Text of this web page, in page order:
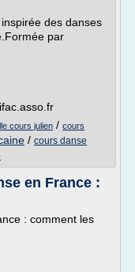
des danses
par
cours julien / cours
/ cours danse
en France :
: comment les